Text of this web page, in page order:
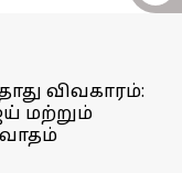
விவகாரம்:
மற்றும்